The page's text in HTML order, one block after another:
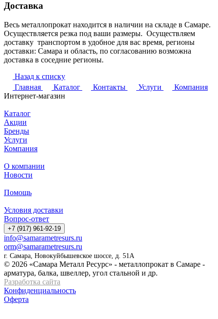
Доставка
Весь металлопрокат находится в наличии на складе в Самаре.
Осуществляется резка под ваши размеры. Осуществляем
доставку транспортом в удобное для вас время, регионы
доставки: Самара и область, по согласованию возможна
доставка в соседние регионы.
Назад к списку
Главная
Каталог Контакты Услуги
Компания
Интернет-магазин
Каталог
Акции
Бренды
Услуги
Компания
О компании
Новости
Помощь
Условия доставки
Вопрос-ответ
+7 (917) 961-92-19
info@samarametresurs.ru
orm@samarametresurs.ru
г. Самара, Новокуйбышевское шоссе, д. 51А
© 2026 «Самара Металл Ресурс» - металлопрокат в Самаре -
арматура, балка, швеллер, угол стальной и др.
Разработка сайта
Конфиденциальность
Оферта